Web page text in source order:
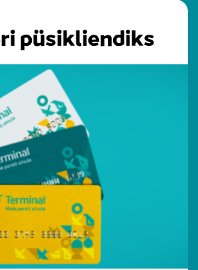
püsikliendiks